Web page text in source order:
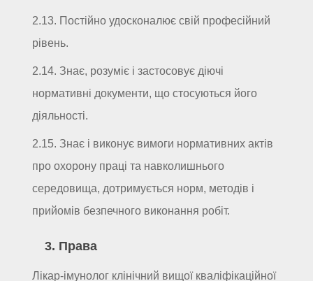
2.13. Постійно удосконалює свій професійний
рівень.
2.14. Знає, розуміє і застосовує діючі
нормативні документи, що стосуються його
діяльності.
2.15. Знає і виконує вимоги нормативних актів
про охорону праці та навколишнього
середовища, дотримується норм, методів і
прийомів безпечного виконання робіт.
3. Права
Лікар-імунолог клінічний вищої кваліфікаційної